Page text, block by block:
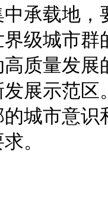
承载地
级城市
质量发
展示范
城市意
。